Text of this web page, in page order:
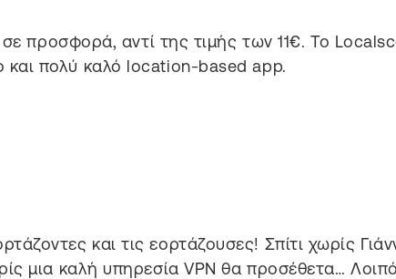
προσφορά, αντί της τιμής των 11€. Το
και πολύ καλό location-based app.
και τις εορτάζουσες! Σπίτι χωρίς
μια καλή υπηρεσία VPN θα προσέθετα…